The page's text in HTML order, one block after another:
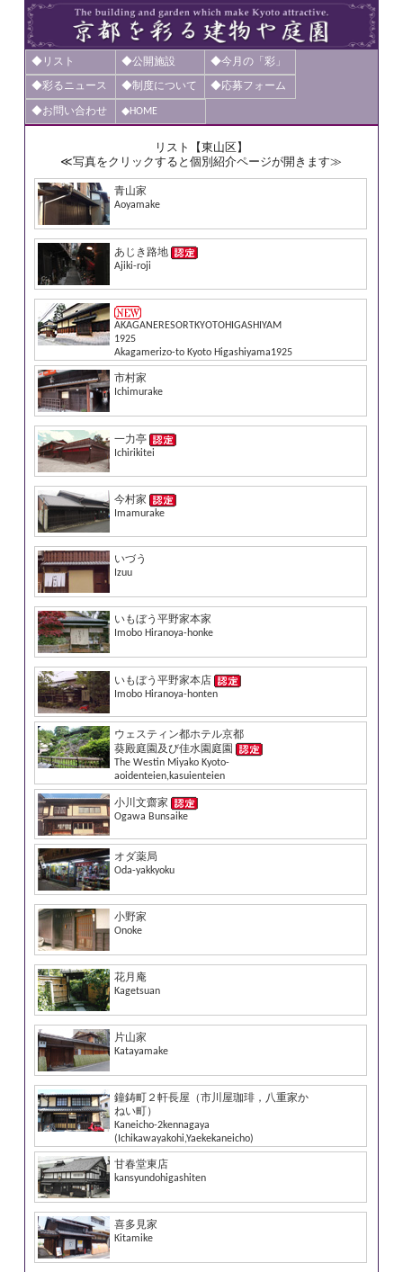
◆リスト ◆公開施設 ◆今月の「彩」
◆彩るニュース ◆制度について ◆応募フォーム
◆お問い合わせ ◆HOME
リスト【東山区】
≪写真をクリックすると個別紹介ページが開きます≫
青山家
Aoyamake
あじき路地
Ajiki-roji
AKAGANERESORTKYOTOHIGASHIYAM
1925
Akagamerizo-to Kyoto Higashiyama1925
市村家
Ichimurake
一力亭
Ichirikitei
今村家
Imamurake
いづう
Izuu
いもぼう平野家本家
Imobo Hiranoya-honke
いもぼう平野家本店
Imobo Hiranoya-honten
ウェスティン都ホテル京都
葵殿庭園及び佳水園庭園
The Westin Miyako Kyoto-
aoidenteien,kasuienteien
小川文齋家
Ogawa Bunsaike
オダ薬局
Oda-yakkyoku
小野家
Onoke
花月庵
Kagetsuan
片山家
Katayamake
鐘鋳町２軒長屋（市川屋珈琲，八重家か
ねい町）
Kaneicho-2kennagaya
(Ichikawayakohi,Yaekekaneicho)
甘春堂東店
kansyundohigashiten
喜多見家
Kitamike